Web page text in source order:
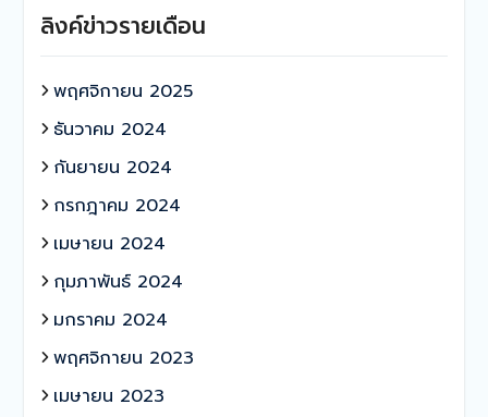
ลิงค์ข่าวรายเดือน
พฤศจิกายน 2025
ธันวาคม 2024
กันยายน 2024
กรกฎาคม 2024
เมษายน 2024
กุมภาพันธ์ 2024
มกราคม 2024
พฤศจิกายน 2023
เมษายน 2023